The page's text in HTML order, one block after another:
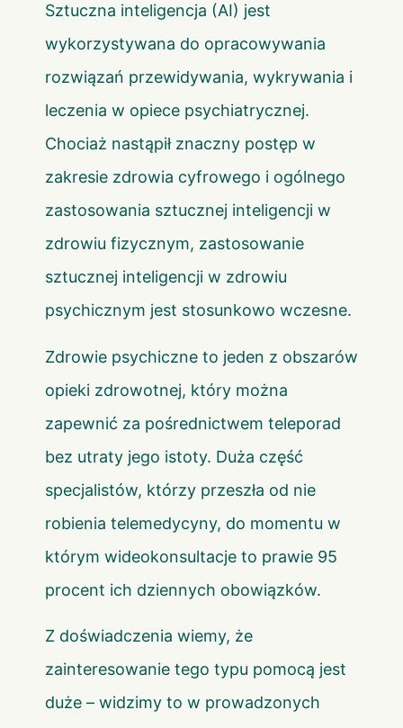
Sztuczna inteligencja (AI) jest
wykorzystywana do opracowywania
rozwiązań przewidywania, wykrywania i
leczenia w opiece psychiatrycznej.
Chociaż nastąpił znaczny postęp w
zakresie zdrowia cyfrowego i ogólnego
zastosowania sztucznej inteligencji w
zdrowiu fizycznym, zastosowanie
sztucznej inteligencji w zdrowiu
psychicznym jest stosunkowo wczesne.
Zdrowie psychiczne to jeden z obszarów
opieki zdrowotnej, który można
zapewnić za pośrednictwem teleporad
bez utraty jego istoty. Duża część
specjalistów, którzy przeszła od nie
robienia telemedycyny, do momentu w
którym wideokonsultacje to prawie 95
procent ich dziennych obowiązków.
Z doświadczenia wiemy, że
zainteresowanie tego typu pomocą jest
duże – widzimy to w prowadzonych